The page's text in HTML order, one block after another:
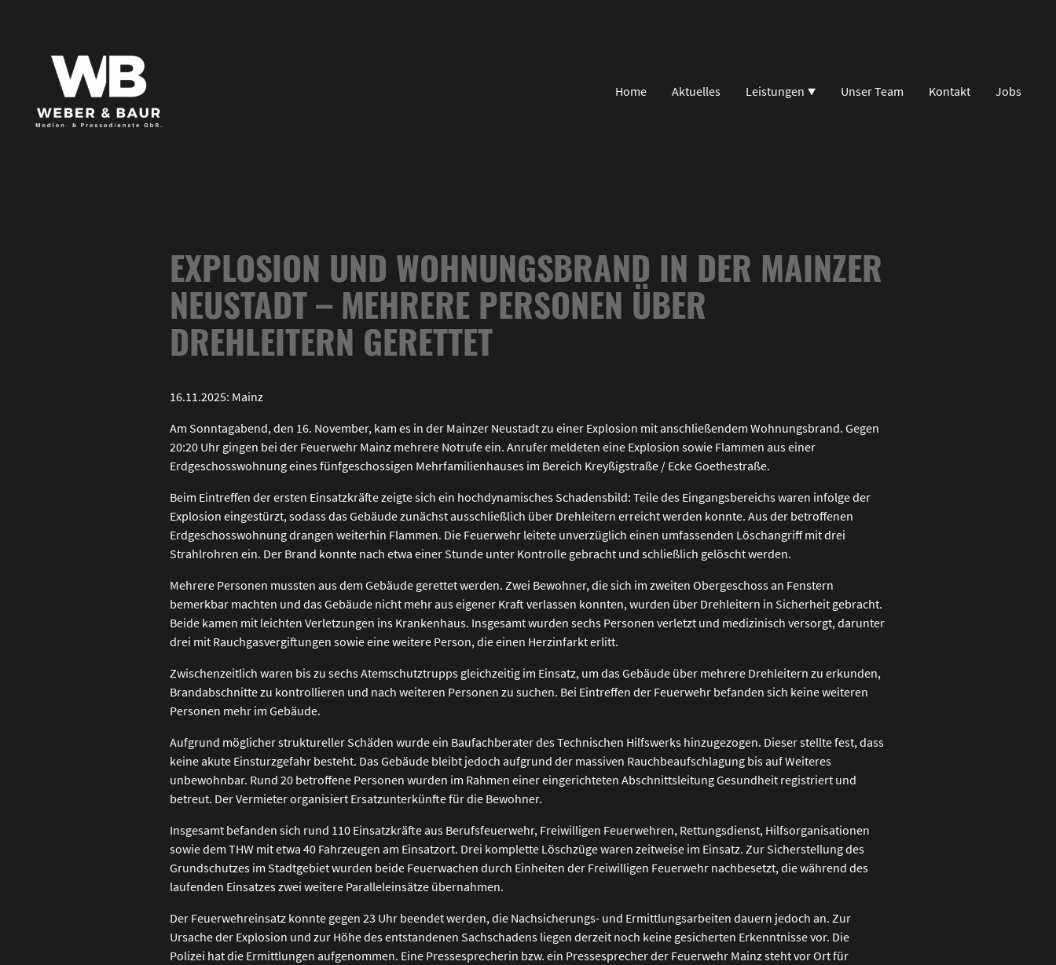
Home Aktuelles Leistungen Unser Team Kontakt Jobs
EXPLOSION UND WOHNUNGSBRAND IN DER MAINZER
NEUSTADT – MEHRERE PERSONEN ÜBER
DREHLEITERN GERETTET
16.11.2025: Mainz
Am Sonntagabend, den 16. November, kam es in der Mainzer Neustadt zu einer Explosion mit anschließendem Wohnungsbrand. Gegen
20:20 Uhr gingen bei der Feuerwehr Mainz mehrere Notrufe ein. Anrufer meldeten eine Explosion sowie Flammen aus einer
Erdgeschosswohnung eines fünfgeschossigen Mehrfamilienhauses im Bereich Kreyßigstraße / Ecke Goethestraße.
Beim Eintreffen der ersten Einsatzkräfte zeigte sich ein hochdynamisches Schadensbild: Teile des Eingangsbereichs waren infolge der
Explosion eingestürzt, sodass das Gebäude zunächst ausschließlich über Drehleitern erreicht werden konnte. Aus der betroffenen
Erdgeschosswohnung drangen weiterhin Flammen. Die Feuerwehr leitete unverzüglich einen umfassenden Löschangriff mit drei
Strahlrohren ein. Der Brand konnte nach etwa einer Stunde unter Kontrolle gebracht und schließlich gelöscht werden.
Mehrere Personen mussten aus dem Gebäude gerettet werden. Zwei Bewohner, die sich im zweiten Obergeschoss an Fenstern
bemerkbar machten und das Gebäude nicht mehr aus eigener Kraft verlassen konnten, wurden über Drehleitern in Sicherheit gebracht.
Beide kamen mit leichten Verletzungen ins Krankenhaus. Insgesamt wurden sechs Personen verletzt und medizinisch versorgt, darunter
drei mit Rauchgasvergiftungen sowie eine weitere Person, die einen Herzinfarkt erlitt.
Zwischenzeitlich waren bis zu sechs Atemschutztrupps gleichzeitig im Einsatz, um das Gebäude über mehrere Drehleitern zu erkunden,
Brandabschnitte zu kontrollieren und nach weiteren Personen zu suchen. Bei Eintreffen der Feuerwehr befanden sich keine weiteren
Personen mehr im Gebäude.
Aufgrund möglicher struktureller Schäden wurde ein Baufachberater des Technischen Hilfswerks hinzugezogen. Dieser stellte fest, dass
keine akute Einsturzgefahr besteht. Das Gebäude bleibt jedoch aufgrund der massiven Rauchbeaufschlagung bis auf Weiteres
unbewohnbar. Rund 20 betroffene Personen wurden im Rahmen einer eingerichteten Abschnittsleitung Gesundheit registriert und
betreut. Der Vermieter organisiert Ersatzunterkünfte für die Bewohner.
Insgesamt befanden sich rund 110 Einsatzkräfte aus Berufsfeuerwehr, Freiwilligen Feuerwehren, Rettungsdienst, Hilfsorganisationen
sowie dem THW mit etwa 40 Fahrzeugen am Einsatzort. Drei komplette Löschzüge waren zeitweise im Einsatz. Zur Sicherstellung des
Grundschutzes im Stadtgebiet wurden beide Feuerwachen durch Einheiten der Freiwilligen Feuerwehr nachbesetzt, die während des
laufenden Einsatzes zwei weitere Paralleleinsätze übernahmen.
Der Feuerwehreinsatz konnte gegen 23 Uhr beendet werden, die Nachsicherungs- und Ermittlungsarbeiten dauern jedoch an. Zur
Ursache der Explosion und zur Höhe des entstandenen Sachschadens liegen derzeit noch keine gesicherten Erkenntnisse vor. Die
Polizei hat die Ermittlungen aufgenommen. Eine Pressesprecherin bzw. ein Pressesprecher der Feuerwehr Mainz steht vor Ort für